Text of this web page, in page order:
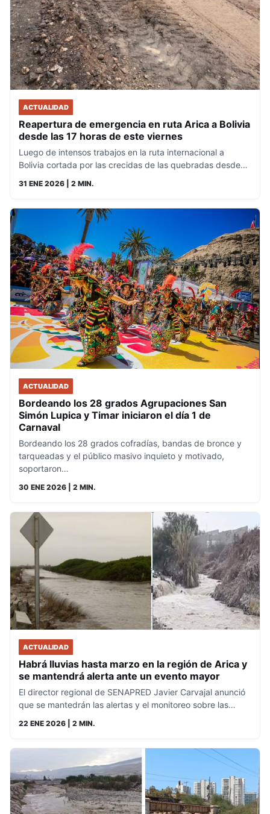
ACTUALIDAD
Reapertura de emergencia en ruta Arica a Bolivia
desde las 17 horas de este viernes
Luego de intensos trabajos en la ruta internacional a
Bolivia cortada por las crecidas de las quebradas desde…
31 ENE 2026 | 2 MIN.
ACTUALIDAD
Bordeando los 28 grados Agrupaciones San
Simón Lupica y Timar iniciaron el día 1 de
Carnaval
Bordeando los 28 grados cofradías, bandas de bronce y
tarqueadas y el público masivo inquieto y motivado,
soportaron…
30 ENE 2026 | 2 MIN.
ACTUALIDAD
Habrá lluvias hasta marzo en la región de Arica y
se mantendrá alerta ante un evento mayor
El director regional de SENAPRED Javier Carvajal anunció
que se mantedrán las alertas y el monitoreo sobre las…
22 ENE 2026 | 2 MIN.